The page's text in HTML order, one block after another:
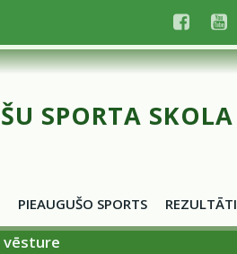
SPORTA SKOLA
PIEAUGUŠO SPORTS REZULTĀTI